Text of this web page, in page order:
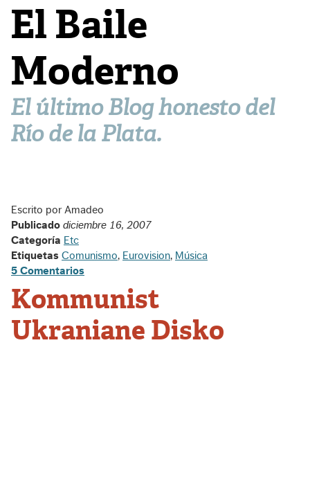
El Baile
Moderno
El último Blog honesto del
Río de la Plata.
Escrito por Amadeo
Publicado diciembre 16, 2007
Categoría Etc
Etiquetas Comunismo, Eurovision, Música
5 Comentarios
Kommunist
Ukraniane Disko